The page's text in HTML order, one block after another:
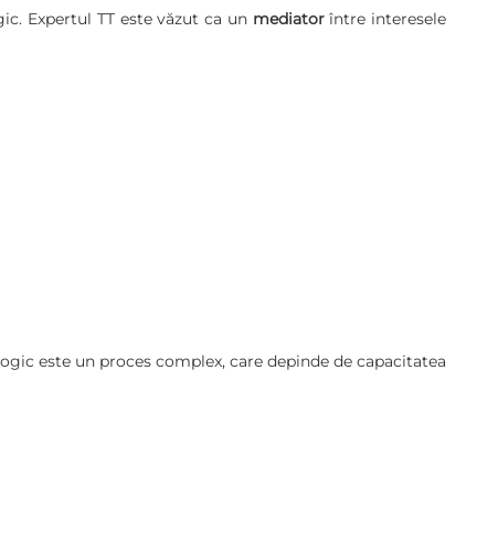
Expertul TT este văzut ca un mediatorîntre interesele
este un proces complex, care depinde de capacitatea